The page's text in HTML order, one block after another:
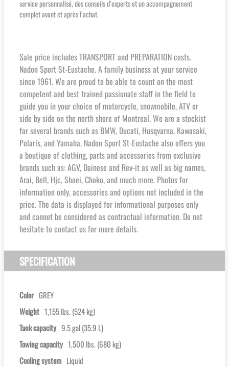
service personnalisé, des conseils d’experts et un accompagnement
complet avant et après l’achat.
Sale price includes TRANSPORT and PREPARATION costs.
Nadon Sport St-Eustache. A family business at your service
since 1961. We are proud to be able to count on the most
competent and best trained passionate staff in the field to
guide you in your choice of motorcycle, snowmobile, ATV or
side by side on the north shore of Montreal. We are a stockist
for several brands such as BMW, Ducati, Husqvarna, Kawasaki,
Polaris, and Yamaha. Nadon Sport St-Eustache also offers you
a boutique of clothing, parts and accessories from exclusive
brands such as: AGV, Dainese and Rev-it as well as big names,
Arai, Bell, Hjc, Shoei, Choko, and much more. Photos for
information only, accessories and options not included in the
price. The data is displayed for informational purposes only
and cannot be considered as contractual information. Do not
hesitate to contact us for more details.
SPECIFICATION
Color GREY
Weight 1,155 lbs. (524 kg)
Tank capacity 9.5 gal (35.9 L)
Towing capacity 1,500 lbs. (680 kg)
Cooling system Liquid